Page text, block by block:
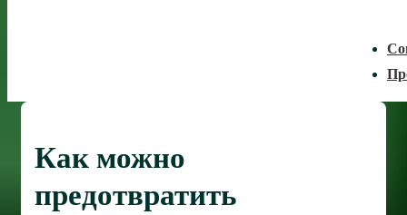
Как можно
предотвратить